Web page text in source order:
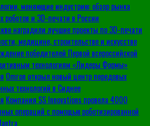
меняющие индустрию: обзор рынка
и 3D-печати в России
наградили лучшие проекты по 3D-печати
медицине, строительстве и искусстве
победителей Первой всероссийской
технологиям «Лидеры Формы»
Omron открыл новый центр передовых
технологий в Сиднее
Компания SS Innovations провела 4000
операций с помощью роботизированной